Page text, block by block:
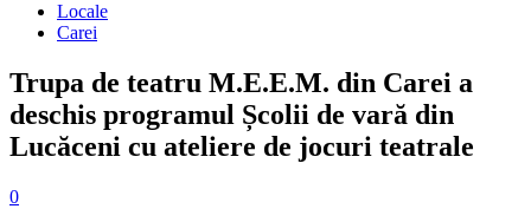
Locale
Carei
Trupa de teatru M.E.E.M. din Carei a
deschis programul Școlii de vară din
Lucăceni cu ateliere de jocuri teatrale
0